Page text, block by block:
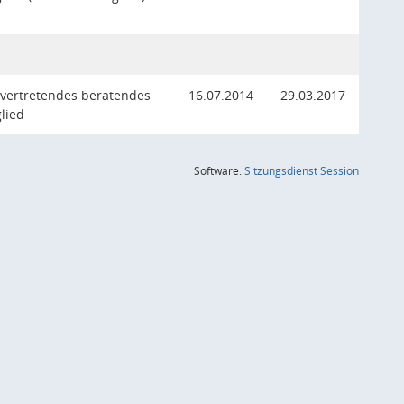
beratendes
16.07.2014 29.03.2017
Software:SitzungsdienstSession(Wird in